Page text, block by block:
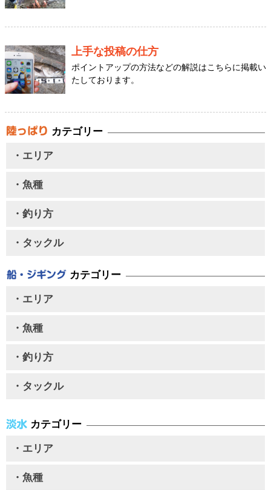
上手な投稿の仕方
ポイントアップの方法などの解説はこちらに掲載い
たしております。
カテゴリー
・エリア
・魚種
・釣り方
・タックル
カテゴリー
・エリア
・魚種
・釣り方
・タックル
カテゴリー
・エリア
・魚種